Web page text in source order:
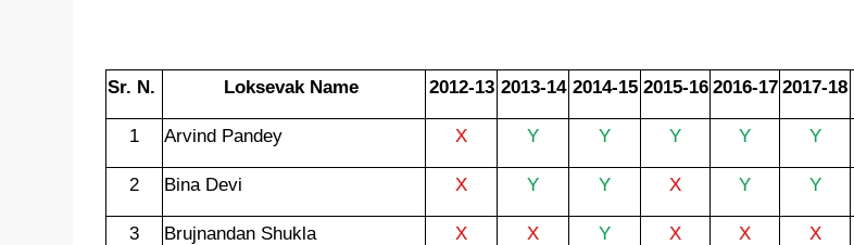
Sr. N. Loksevak Name 2012-13 2013-14 2014-15 2015-16 2016-17 2017-18
1 Arvind Pandey X Y Y Y Y Y
2 Bina Devi X Y Y X Y Y
3 Brujnandan Shukla X X Y X X X